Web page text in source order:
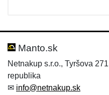
Manto.sk
Netnakup s.r.o., Tyršova
republika
✉ info@netnakup.sk